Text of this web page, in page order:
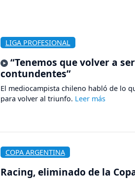
LIGA PROFESIONAL
“Tenemos que volver a ser
contundentes”
El mediocampista chileno habló de lo
para volver al triunfo.
COPA ARGENTINA
Racing, eliminado de la